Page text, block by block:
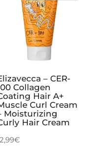
– CER-
Collagen
Hair A+
Curl Cream
Moisturizing
Hair Cream
€